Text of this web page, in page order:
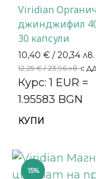
Viridian
джинджифил
30 капсули
10,40 € / 20,34 лв.
12,25€/ 23,96 лв.с
Курс: 1 EUR =
1.95583 BGN
КУПИ
15%